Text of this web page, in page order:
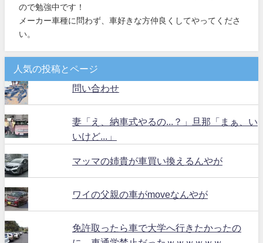
ので勉強中です！
メーカー車種に問わず、車好きな方仲良くしてやってくださ
い。
人気の投稿とページ
問い合わせ
妻「え、納車式やるの...？」旦那「まぁ、い
いけど...」
マッマの姉貴が車買い換えるんやが
ワイの父親の車がmoveなんやが
免許取ったら車で大学へ行きたかったの